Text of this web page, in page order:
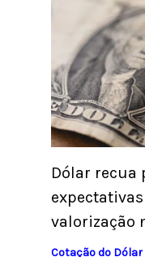
Dólar recua
valorização
Cotação do Dólar